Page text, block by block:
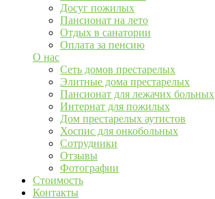
Досуг пожилых
Пансионат на лето
Отдых в санатории
Оплата за пенсию
О нас
Сеть домов престарелых
Элитные дома престарелых
Пансионат для лежачих больных
Интернат для пожилых
Дом престарелых аутистов
Хоспис для онкобольных
Сотрудники
Отзывы
Фотографии
Стоимость
Контакты